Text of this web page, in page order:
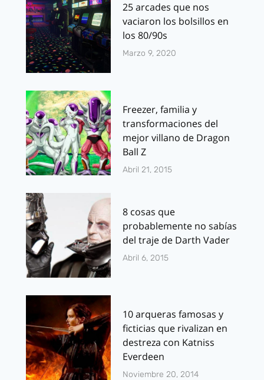
25 arcades que nos
vaciaron los bolsillos en
los 80/90s
Marzo 9, 2020
Freezer, familia y
transformaciones del
mejor villano de Dragon
Ball Z
Abril 21, 2015
8 cosas que
probablemente no sabías
del traje de Darth Vader
Abril 6, 2015
10 arqueras famosas y
ficticias que rivalizan en
destreza con Katniss
Everdeen
Noviembre 20, 2014